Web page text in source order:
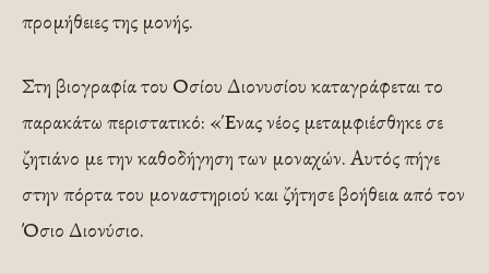
προμήθειες της μονής.
Στη βιογραφία του Οσίου Διονυσίου καταγράφεται το
παρακάτω περιστατικό: «Ένας νέος μεταμφιέσθηκε σε
ζητιάνο με την καθοδήγηση των μοναχών. Αυτός πήγε
στην πόρτα του μοναστηριού και ζήτησε βοήθεια από τον
Όσιο Διονύσιο.